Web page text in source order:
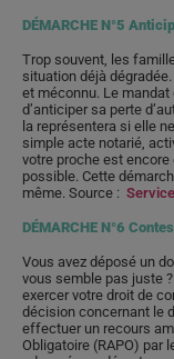
DÉMARCHE N°5
Trop souvent, les
situation déjà
et méconnu. Le
d’anticiper sa perte
la représentera si elle
simple acte notarié,
votre proche est encore
possible. Cette
même. Source :
DÉMARCHE N°6
Vous avez déposé un
vous semble pas juste
exercer votre droit de
décision concernant le
effectuer un recours
Obligatoire (RAPO) par